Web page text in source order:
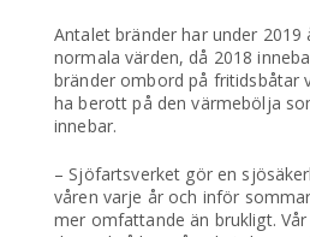
Antalet bränder har under
normala värden, då 2018
bränder ombord på fritidsbåtar
ha berott på den värmebölja
innebar.
– Sjöfartsverket gör en
våren varje år och inför
mer omfattande än brukligt.